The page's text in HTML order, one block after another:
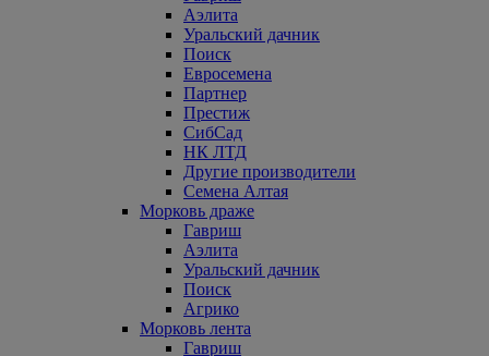
Аэлита
Уральский дачник
Поиск
Евросемена
Партнер
Престиж
СибСад
НК ЛТД
Другие производители
Семена Алтая
Морковь драже
Гавриш
Аэлита
Уральский дачник
Поиск
Агрико
Морковь лента
Гавриш